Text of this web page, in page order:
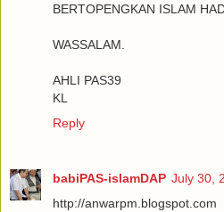
BERTOPENGKAN ISLAM
WASSALAM.
AHLI PAS39
KL
Reply
babiPAS-islamDAP July 30,
http://anwarpm.blogspot.com